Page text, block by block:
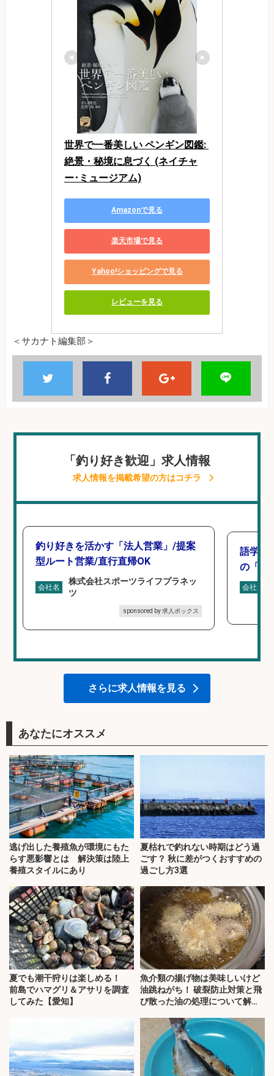
世界で一番美しい ペンギン図鑑:
絶景・秘境に息づく (ネイチャ
ー･ミュージアム)
Amazonで見る
楽天市場で見る
Yahoo!ショッピングで見る
レビューを見る
＜サカナト編集部＞
「釣り好き歓迎」求人情報
求人情報を掲載希望の方はコチラ
釣り好きを活かす「法人営業」/提案
型ルート営業/直行直帰OK
会社名
株式会社スポーツライフプラネッ
ツ
sponsored by 求人ボックス
語学力
の「海
会社名
さらに求人情報を見る
あなたにオススメ
逃げ出した養殖魚が環境にもた
らす悪影響とは 解決策は陸上
養殖スタイルにあり
夏枯れで釣れない時期はどう過
ごす？ 秋に差がつくおすすめの
過ごし方3選
夏でも潮干狩りは楽しめる！
前島でハマグリ＆アサリを調査
してみた【愛知】
魚介類の揚げ物は美味しいけど
油跳ねがち！ 破裂防止対策と飛
び散った油の処理について解